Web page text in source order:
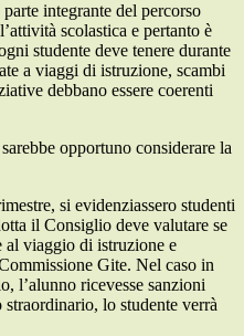
integrante del percorso
scolastica e pertanto è
studente deve tenere durante
a viaggi di istruzione, scambi
debbano essere coerenti
opportuno considerare la
si evidenziassero studenti
il Consiglio deve valutare se
al viaggio di istruzione e
Gite. Nel caso in
l’alunno ricevesse sanzioni
lo studente verrà